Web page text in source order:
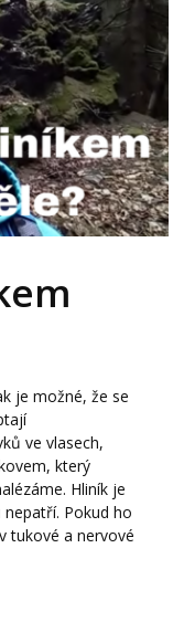
je možné, že se
ve vlasech,
který
Hliník je
Pokud ho
tukové a nervové